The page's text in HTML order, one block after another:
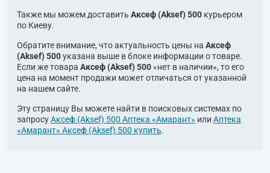
Также мы можем доставить Аксеф (Aksef) 500 курьером
по Киеву.
Обратите внимание, что актуальность цены на Аксеф
(Aksef) 500указана выше в блоке информации о товаре.
Если же товара Аксеф (Aksef) 500«нет в наличии», то его
цена на момент продажи может отличаться от указанной
на нашем сайте.
Эту страницу Вы можете найти в поисковых системах по
запросуАксеф (Aksef) 500 Аптека «Амарант» или Аптека
«Амарант» Аксеф (Aksef) 500 купить.